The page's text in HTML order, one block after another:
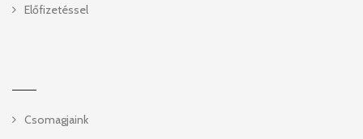
Előfizetéssel
Csomagjaink